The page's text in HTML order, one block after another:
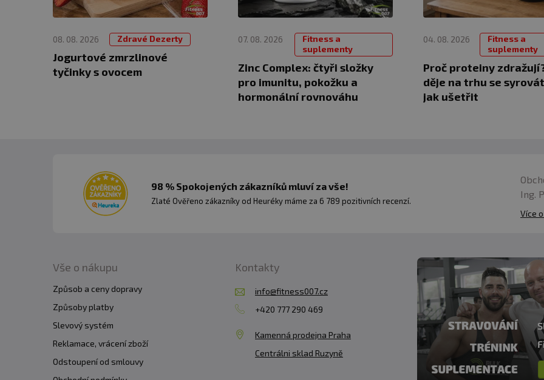
08. 08. 2026 Zdravé Dezerty
Jogurtové zmrzlinové
tyčinky s ovocem
07. 08. 2026
Fitness a
suplementy
Zinc Complex: čtyři složky
pro imunitu, pokožku a
hormonální rovnováhu
04. 08. 2026
Fitness a
suplementy
Proč proteiny
děje na trhu se
jak ušetřit
98 % Spokojených zákazníků mluví za vše!
Zlaté Ověřeno zákazníky od Heuréky máme za 6 789 pozitivních recenzí.
Ing.
Více
Vše o nákupu
Způsob a ceny dopravy
Způsoby platby
Slevový systém
Reklamace, vrácení zboží
Odstoupení od smlouvy
Kontakty
info@fitness007.cz
+420 777 290 469
Kamenná prodejna Praha
Centrálni sklad Ruzyně